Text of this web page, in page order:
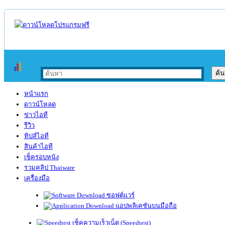
หน้าแรก
ดาวน์โหลด
ข่าวไอที
รีวิว
ทิปส์ไอที
สินค้าไอที
เช็ครอบหนัง
รวมคลิป Thaiware
เครื่องมือ
ซอฟต์แวร์
แอปพลิเคชันบนมือถือ
เช็คความเร็วเน็ต (Speedtest)